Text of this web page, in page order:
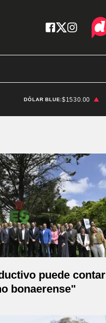
DÓLAR BLUE:$1530.00
puede contar
bonaerense"